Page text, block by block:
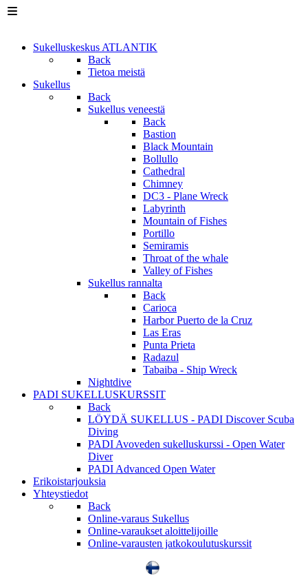
Sukelluskeskus ATLANTIK
Back
Tietoa meistä
Sukellus
Back
Sukellus veneestä
Back
Bastion
Black Mountain
Bollullo
Cathedral
Chimney
DC3 - Plane Wreck
Labyrinth
Mountain of Fishes
Portillo
Semiramis
Throat of the whale
Valley of Fishes
Sukellus rannalta
Back
Carioca
Harbor Puerto de la Cruz
Las Eras
Punta Prieta
Radazul
Tabaiba - Ship Wreck
Nightdive
PADI SUKELLUSKURSSIT
Back
LÖYDÄ SUKELLUS - PADI Discover Scuba
Diving
PADI Avoveden sukelluskurssi - Open Water
Diver
PADI Advanced Open Water
Erikoistarjouksia
Yhteystiedot
Back
Online-varaus Sukellus
Online-varaukset aloittelijoille
Online-varausten jatkokoulutuskurssit